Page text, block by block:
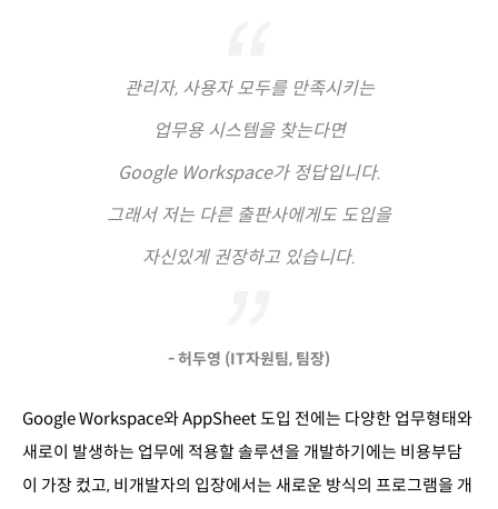
관리자, 사용자 모두를 만족시키는
업무용 시스템을 찾는다면
Google Workspace가 정답입니다.
그래서 저는 다른 출판사에게도 도입을
자신있게 권장하고 있습니다.
- 허두영 (IT자원팀, 팀장)
Google Workspace와 AppSheet 도입 전에는 다양한 업무형태와
새로이 발생하는 업무에 적용할 솔루션을 개발하기에는 비용부담
이 가장 컸고, 비개발자의 입장에서는 새로운 방식의 프로그램을 개